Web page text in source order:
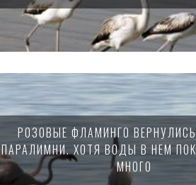
РОЗОВЫЕ ФЛАМИНГО
ПАРАЛИМНИ. ХОТЯ ВОДЫ В НЕМ
МНОГО